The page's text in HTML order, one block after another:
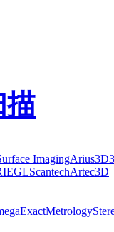
描
ImagingArius3D
ScantechArtec3D
ExactMetrology